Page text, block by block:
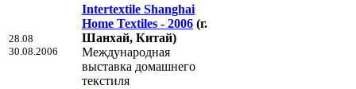
28.08
30.08.2006
Intertextile Shanghai
Home Textiles - 2006 (г.
Шанхай, Китай)
Международная
выставка домашнего
текстиля